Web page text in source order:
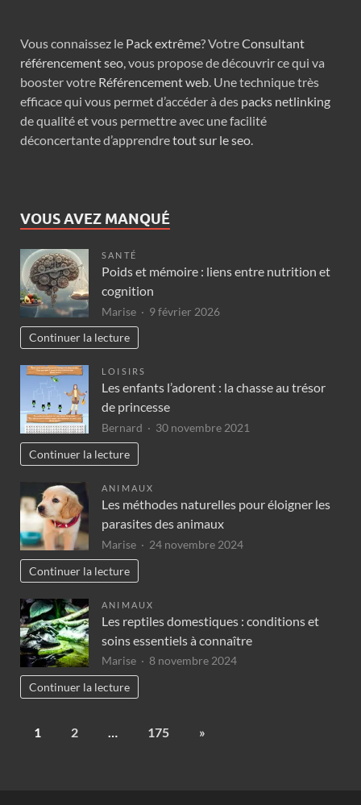
Vous connaissez le Pack extrême? VotreConsultant
référencement seo , vous propose de découvrir ce qui va
booster votre Référencement web . Une technique très
efficace qui vous permet d’accéder à des packs netlinking
de qualité et vous permettre avec une facilité
déconcertante d’apprendretout sur le seo
VOUS AVEZ MANQUÉ
SANTÉ
Poids et mémoire : liens entre nutrition et
cognition
Marise
9 février 2026
Continuer la lecture
LOISIRS
Les enfants l’adorent : la chasse au trésor
de princesse
Bernard
30 novembre 2021
Continuer la lecture
ANIMAUX
Les méthodes naturelles pour éloigner les
parasites des animaux
Marise
24 novembre 2024
Continuer la lecture
ANIMAUX
Les reptiles domestiques : conditions et
soins essentiels à connaître
Marise
8 novembre 2024
Continuer la lecture
1 2 … 175 »